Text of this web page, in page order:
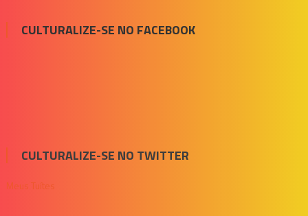
CULTURALIZE-SE NO FACEBOOK
CULTURALIZE-SE NO TWITTER
Meus Tuítes